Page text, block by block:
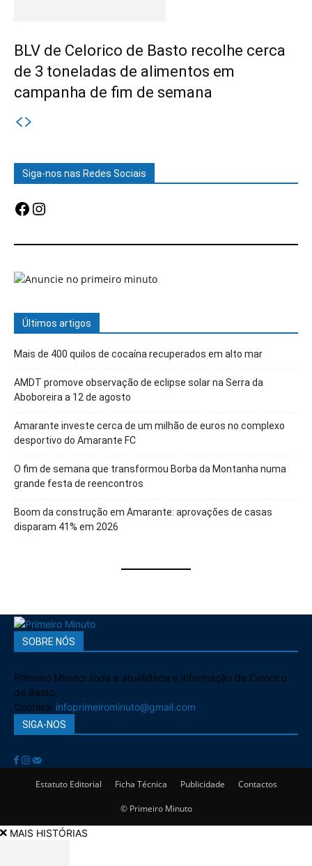
BLV de Celorico de Basto recolhe cerca
de 3 toneladas de alimentos em
campanha de fim de semana
Siga-nos nas Redes Sociais
Facebook
Instagram
Últimos artigos
Mais de 400 quilos de cocaína recuperados em alto mar
AMDT promove observação de eclipse solar na Serra da
Aboboreira a 12 de agosto
Amarante investe cerca de um milhão de euros no complexo
desportivo do Amarante FC
O fim de semana que transformou Borba da Montanha numa
grande festa de reencontros
Boom da construção em Amarante: aprovações de casas
disparam 41% em 2026
SOBRE NÓS
Primeiro Minuto: toda a atualidade e informação de Celorico
de Basto.
Contato: infoprimeirominuto@gmail.com
SIGA-NOS
Estatuto Editorial Ficha Técnica Publicidade Contactos
© Primeiro Minuto
MAIS HISTÓRIAS